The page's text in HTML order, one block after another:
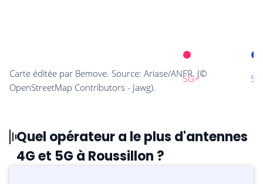
Quel opérateur a le plus d'antennes
4G et 5G à Roussillon ?